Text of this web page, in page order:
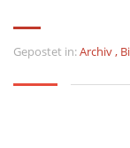
Gepostet in:Archiv,